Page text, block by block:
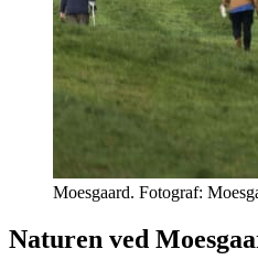
Moesgaard. Fotograf:
Naturen ved